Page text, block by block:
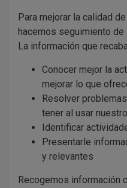
Para mejorar la calidad
hacemos seguimiento
La información que
Conocer mejor la
mejorar lo que
Resolver
tener al usar
Identificar
Presentarle
y relevantes
Recogemos información